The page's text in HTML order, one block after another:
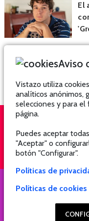
El
QUIÉNES SOMOS
Aviso
Vistazo utiliza
analíticos anónimos,
selecciones y para
página.
Puedes aceptar
"Aceptar" o
botón "Configurar".
Políticas de
Políticas de cookies